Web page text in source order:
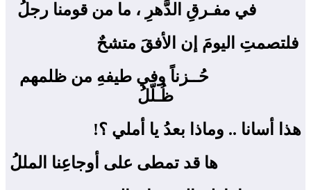
في مفـرقِ الدَّهرِ ، ما من قومنا رجلُ
فلتصمتِ اليومَ إن الأفقَ متشحٌ ‍
حُــزناً وفي طيفهِ من ظلمهم
ظُـلّلُ
هذا أسانا .. وماذا بعدُ يا أملي ؟! ‍
ها قد تمطى على أوجاعِنا المللُ